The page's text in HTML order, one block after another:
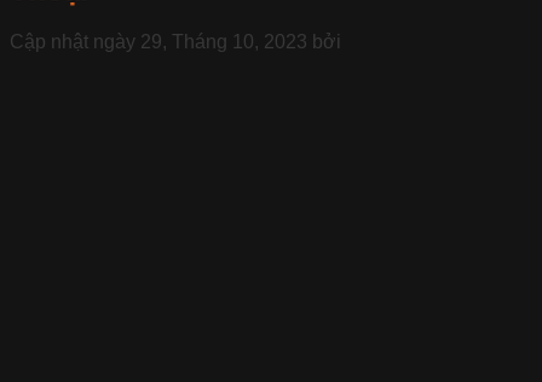
Cập nhật ngày 29, Tháng 10, 2023 bởi